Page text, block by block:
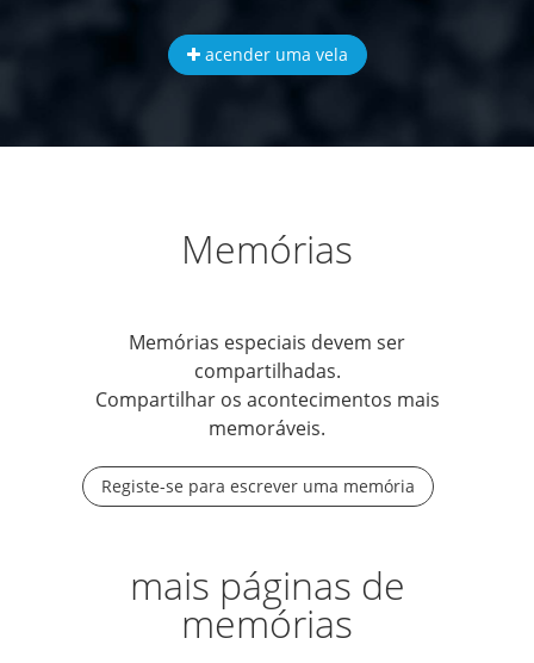
acender uma vela
Memórias
Memórias especiais devem ser
compartilhadas.
Compartilhar os acontecimentos mais
memoráveis.
Registe-se para escrever uma memória
mais páginas de
memórias